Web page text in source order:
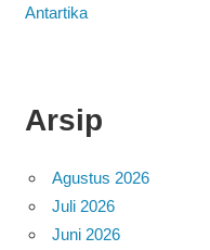
Antartika
Arsip
Agustus 2026
Juli 2026
Juni 2026